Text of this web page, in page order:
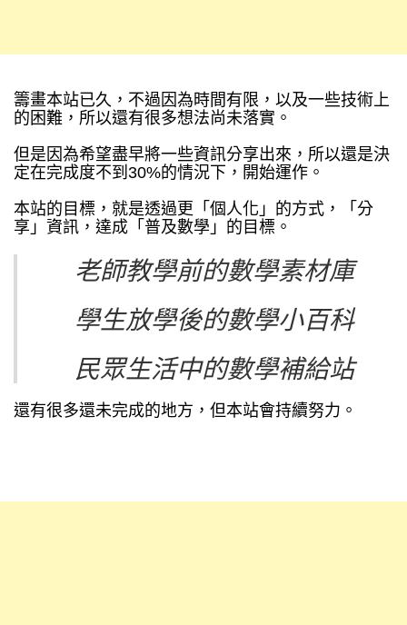
籌畫本站已久，不過因為時間有限，以及一些技術上
的困難，所以還有很多想法尚未落實。
但是因為希望盡早將一些資訊分享出來，所以還是決
定在完成度不到30%的情況下，開始運作。
本站的目標，就是透過更「個人化」的方式，「分
享」資訊，達成「普及數學」的目標。
老師教學前的數學素材庫
學生放學後的數學小百科
民眾生活中的數學補給站
還有很多還未完成的地方，但本站會持續努力。